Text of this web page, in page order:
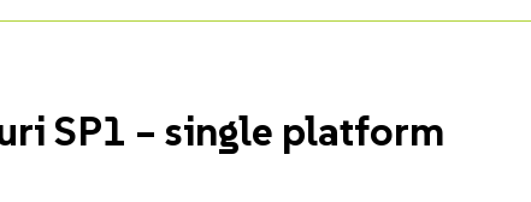
SP1 – single platform